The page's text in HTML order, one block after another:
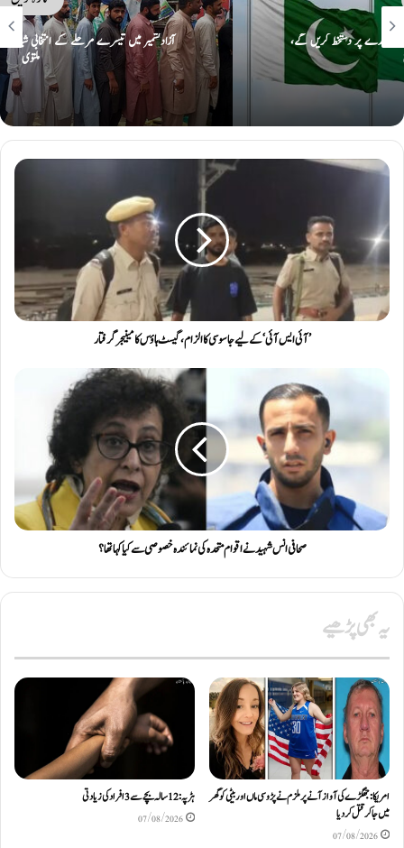
آزادکشمیر میں تیسرے مرحلے کے انتخابی شیڈول میں تبدیلی، 2 اضلاع کے الیکشن
ملتوی
’آئی ایس آئی‘کے لیے جاسوسی کا الزام ، گیسٹ ہاؤس کا مینیجر گرفتار
صحافی انس شہید نے اقوام متحدہ کی نمائندہ خصوصی سے کیا کہا تھا ؟
یہ بھی پڑھیے
امریکا: جھگڑے کی آواز آنے پر ملزم نے پڑوسی ماں اور بیٹی کو گھر
میں جا کر قتل کر دیا
07/08/2026
ہڑپہ: 12 سالہ بچے سے 3 افراد کی زیادتی
07/08/2026